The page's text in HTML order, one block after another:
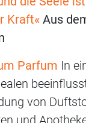
Kraft« Aus
Parfum In
von
und